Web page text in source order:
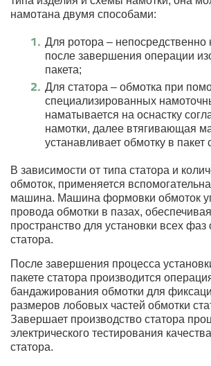
намотана двумя способами:
Для ротора – непосредственно
после завершения операции
пакета;
Для статора – обмотка при
специализированных
наматывается на оснастку
намотки, далее втягивающая
устанавливает обмотку в пакет
В зависимости от типа статора и
обмоток, применяется
машина. Машина формовки обмоток
провода обмотки в пазах,
пространство для установки всех фаз
статора.
После завершения процесса
пакете статора производится
бандажирования обмотки для
размеров лобовых частей обмотки
Завершает производство статора
электрического тестирования
статора.